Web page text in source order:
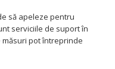
să apeleze pentru
serviciile de suport în
măsuri pot întreprinde